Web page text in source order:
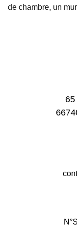
de chambre, un